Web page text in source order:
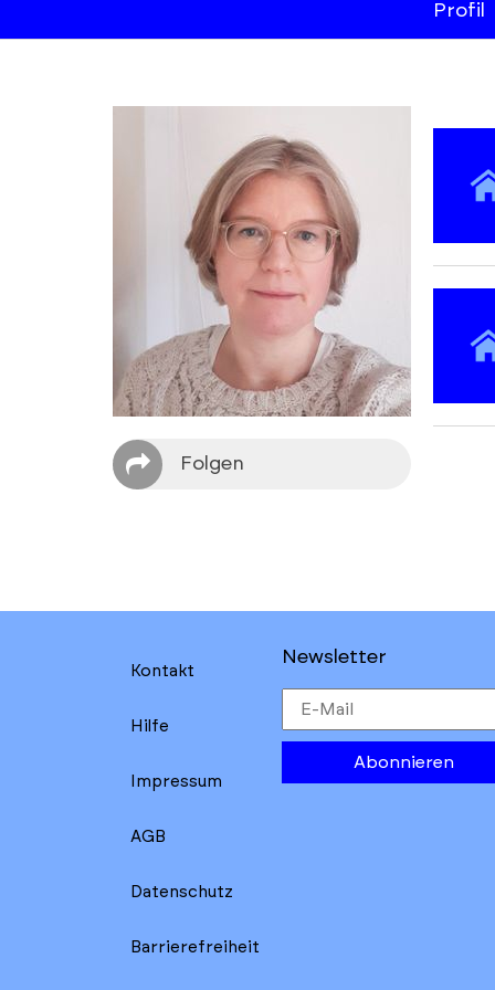
Profil
Folgen
Kontakt
Hilfe
Impressum
AGB
Datenschutz
Barrierefreiheit
Newsletter
Abonnieren